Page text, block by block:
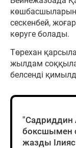
сескенбей,
көруге болады.
Төрехан
жылдам
белсенді
"Садриддин
боксшымен
жазды